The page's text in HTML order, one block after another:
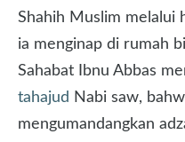
Shahih Muslim melalui
ia menginap di rumah
Sahabat Ibnu Abbas
tahajud Nabi saw,
mengumandangkan